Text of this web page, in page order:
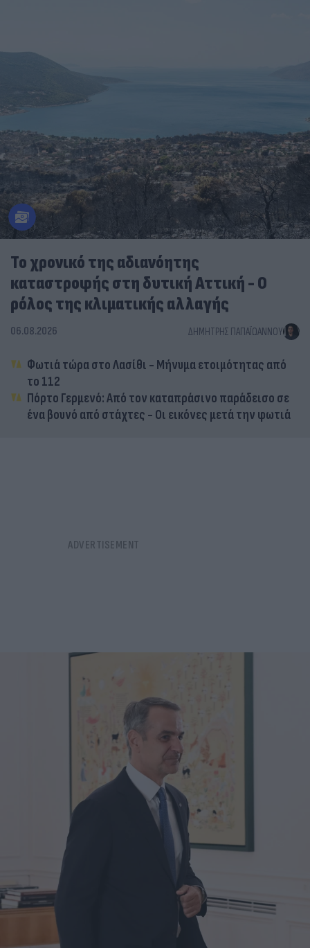
Το χρονικό της αδιανόητης
καταστροφής στη δυτική Αττική - Ο
ρόλος της κλιματικής αλλαγής
06.08.2026 ΔΗΜΉΤΡΗΣ ΠΑΠΑΪΩΆΝΝΟΥ
Φωτιά τώρα στο Λασίθι - Μήνυμα ετοιμότητας από
το 112
Πόρτο Γερμενό: Από τον καταπράσινο παράδεισο σε
ένα βουνό από στάχτες - Οι εικόνες μετά την φωτιά